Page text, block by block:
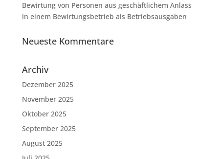
Bewirtung von Personen aus geschäftlichem Anlass
in einem Bewirtungsbetrieb als Betriebsausgaben
Neueste Kommentare
Archiv
Dezember 2025
November 2025
Oktober 2025
September 2025
August 2025